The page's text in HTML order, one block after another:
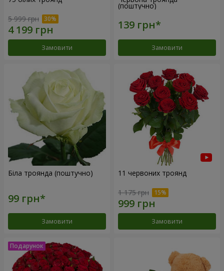
5 999 грн
Замовити
(поштучно)
Замовити
Біла троянда (поштучно)
Замовити
11 червоних троянд
1 175 грн
Замовити